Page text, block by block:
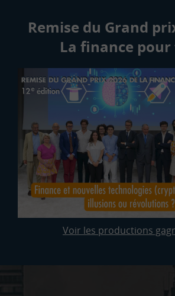
Remise du Grand
La finance pour
Voir les productions